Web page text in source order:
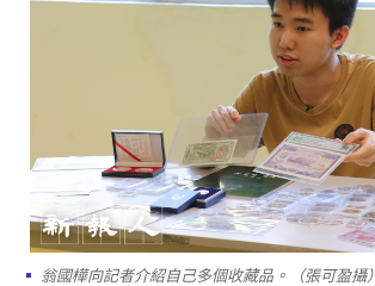
翁國樺向記者介紹自己多個收藏品。（張可盈攝）